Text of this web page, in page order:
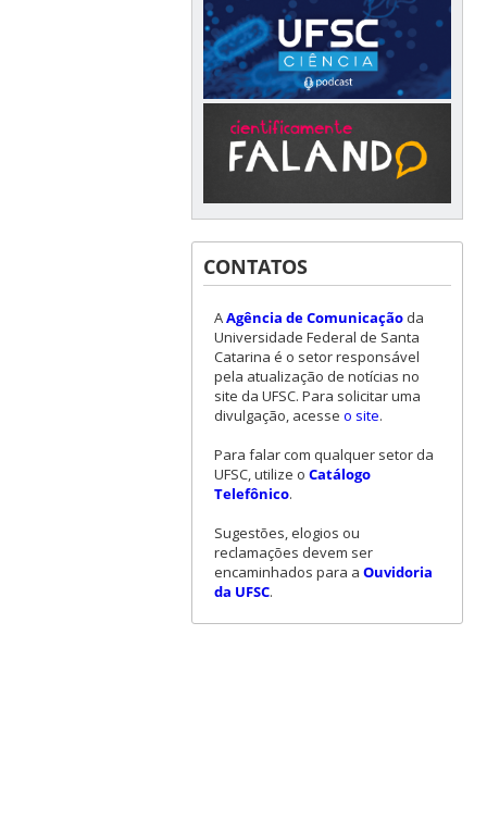
CONTATOS
AAgência de Comunicaçãoda
Universidade Federal de Santa
Catarina é o setor responsável
pela atualização de notícias no
site da UFSC. Para solicitar uma
divulgação, acesse o site.
Para falar com qualquer setor da
UFSC, utilize o Catálogo
Telefônico.
Sugestões, elogios ou
reclamações devem ser
encaminhados para a Ouvidoria
da UFSC.